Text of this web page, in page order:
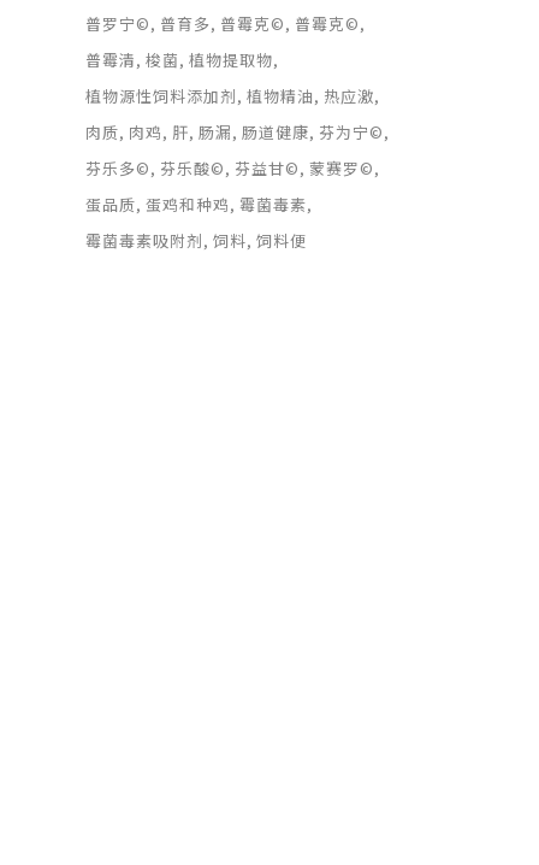
普罗宁© 普育多 普霉克© 普霉克©
普霉清 梭菌 植物提取物
植物源性饲料添加剂 植物精油 热应激
肉质 肉鸡 肝 肠漏 肠道健康 芬为宁©
芬乐多© 芬乐酸© 芬益甘© 蒙赛罗©
蛋品质 蛋鸡和种鸡 霉菌毒素
霉菌毒素吸附剂 饲料 饲料便